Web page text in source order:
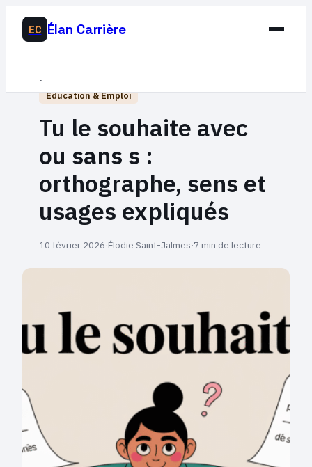
EC Élan Carrière
Business
Éducation & Emploi
Éducation & Emploi
Tu le souhaite avec
ou sans s :
orthographe, sens et
usages expliqués
10 février 2026·Élodie Saint-Jalmes·7 min de lecture